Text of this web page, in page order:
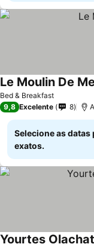
Bed & Breakfast
Le Moulin De
9,8 Excelente 8
Selecione as
exatos.
Yourtes